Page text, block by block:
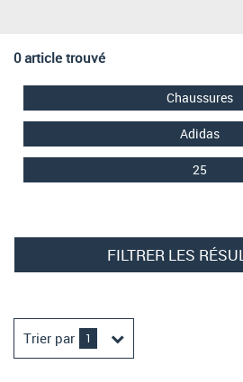
0 article trouvé
Chaussures
Adidas
25
FILTRER LES
Trier par 1